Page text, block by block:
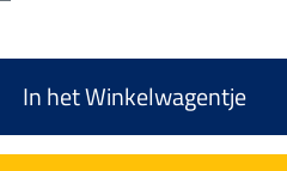
In het Winkelwagentje